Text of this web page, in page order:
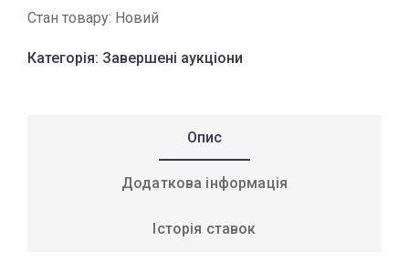
Стан товару: Новий
Категорія: Завершені аукціони
Опис
Додаткова інформація
Історія ставок